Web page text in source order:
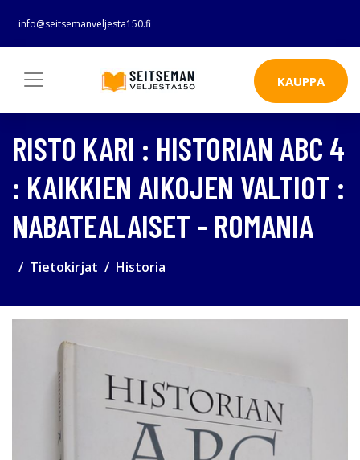
info@seitsemanveljesta150.fi
KAUPPA
RISTO KARI : HISTORIAN ABC 4
: KAIKKIEN AIKOJEN VALTIOT :
NABATEALAISET - ROMANIA
Tietokirjat Historia